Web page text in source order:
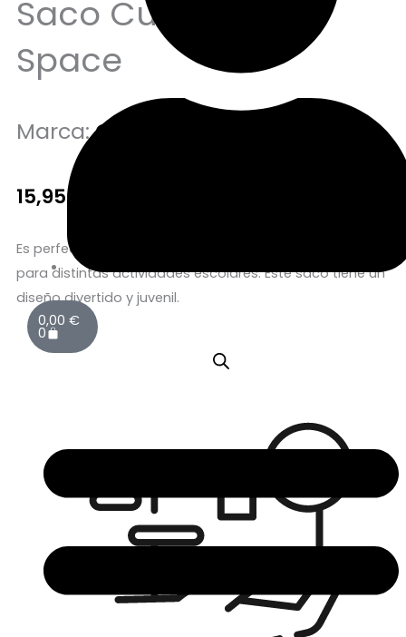
0,00 €
0
Carrito
Saco Cuerdas B&B
Space
Marca:GRAFOPLAS DISEÑO
15,95
Es perfecta para llevar la merienda o los accesorios
para distintas actividades escolares. Este saco tiene un
diseño divertido y juvenil.